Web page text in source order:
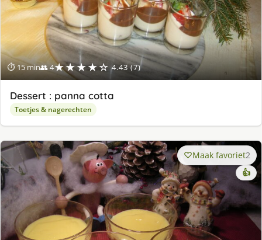
⏱ 15 min👥 4★★★★☆ 4.43 (7)
Dessert : panna cotta
Toetjes & nagerechten
Maak favoriet2
👍